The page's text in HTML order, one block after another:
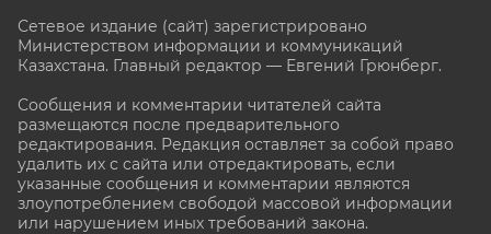
Сетевое издание (сайт) зарегистрировано
Министерством информации и коммуникаций
Казахстана. Главный редактор — Евгений Грюнберг.
Сообщения и комментарии читателей сайта
размещаются после предварительного
редактирования. Редакция оставляет за собой право
удалить их с сайта или отредактировать, если
указанные сообщения и комментарии являются
злоупотреблением свободой массовой информации
или нарушением иных требований закона.